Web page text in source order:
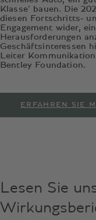
Klasse‘ bauen. Die
diesen Fortschritts-
Engagement wider,
Herausforderungen
Geschäftsinteressen
Leiter
Bentley Foundation.
ERFAHREN SIE
Lesen Sie